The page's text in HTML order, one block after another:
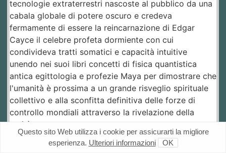
tecnologie extraterrestri nascoste al pubblico da una
cabala globale di potere oscuro e credeva
fermamente di essere la reincarnazione di Edgar
Cayce il celebre profeta dormiente con cui
condivideva tratti somatici e capacità intuitive
unendo nei suoi libri concetti di fisica quantistica
antica egittologia e profezie Maya per dimostrare che
l'umanità è prossima a un grande risveglio spirituale
collettivo e alla sconfitta definitiva delle forze di
controllo mondiali attraverso la rivelazione della
verità nascosta.
Il programma spaziale segreto descritto da Wilcock si
Questo sito Web utilizza i cookie per assicurarti la migliore
esperienza. Ulteriori informazioni OK